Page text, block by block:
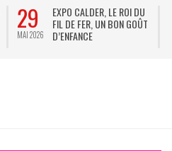
29
MAI 2026
EXPO CALDER, LE ROI DU
FIL DE FER, UN BON GOÛT
D’ENFANCE